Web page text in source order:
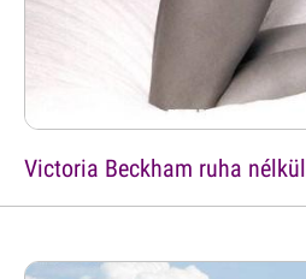
Victoria Beckham ruha nélkül